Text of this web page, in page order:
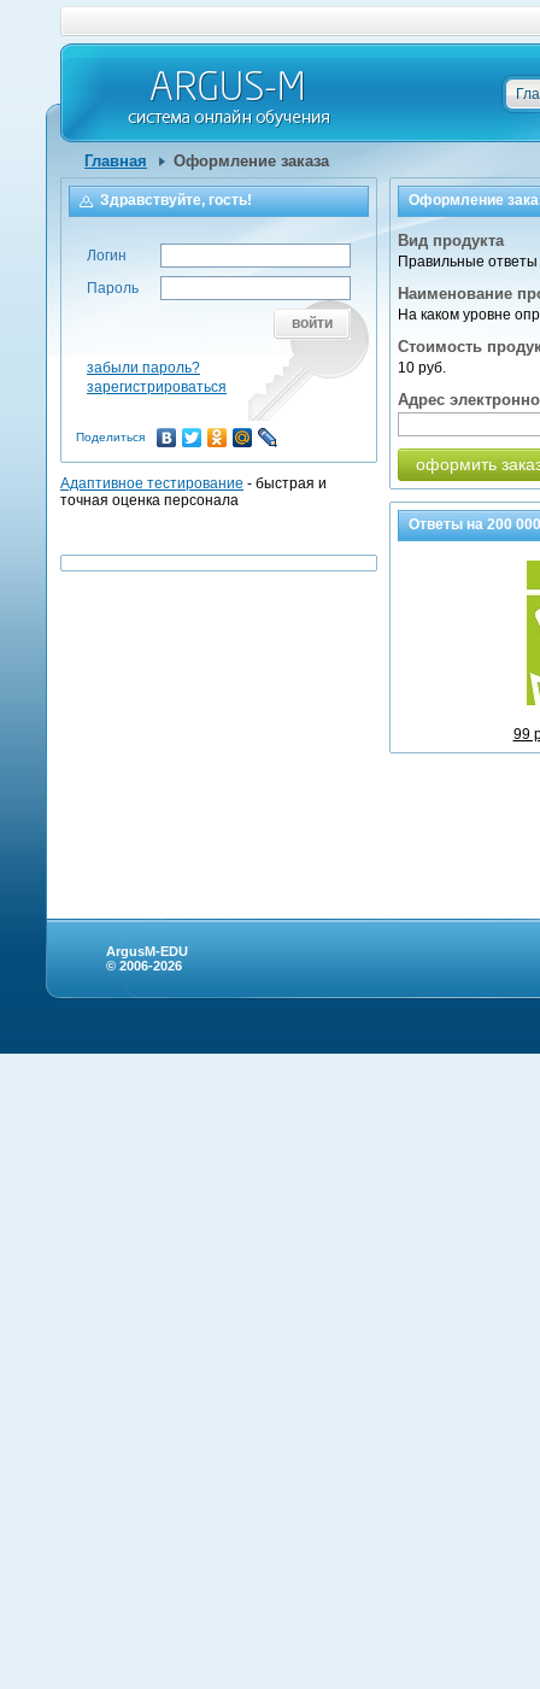
Главная Оформление заказа
Оформление
Вид продукта
Правильные ответы
Наименование
На каком уровне
Стоимость
10 руб.
Адрес
оформить
Ответы на200 000
99
Здравствуйте, гость!
Логин
Пароль
войти
забыли пароль?
зарегистрироваться
Поделиться
Адаптивное тестирование - быстрая и
точная оценка персонала
ArgusM-EDU
© 2006-2026